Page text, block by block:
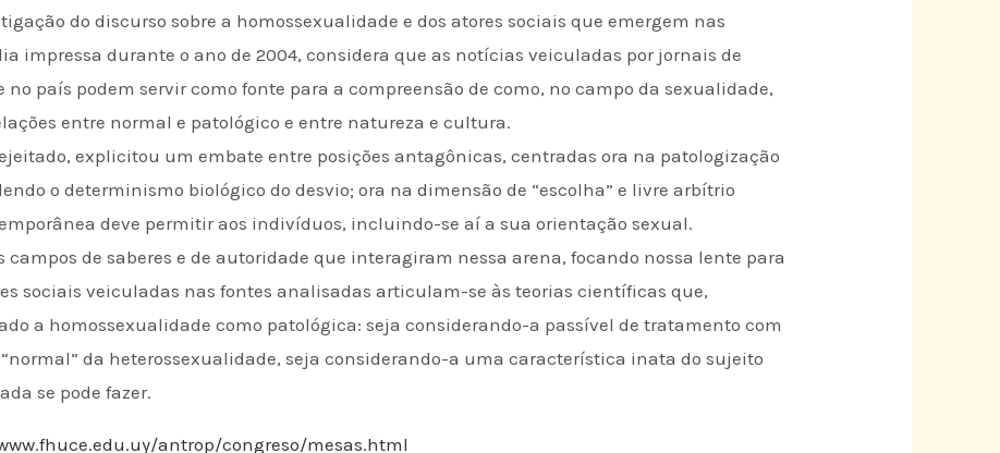
do discurso sobre a homossexualidade e dos atores sociais que emergem nas
impressa durante o ano de 2004, considera que as notícias veiculadas por jornais de
país podem servir como fonte para a compreensão de como, no campo da sexualidade,
entre normal e patológico e entre natureza e cultura.
explicitou um embate entre posições antagônicas, centradas ora na patologização
o determinismo biológico do desvio; ora na dimensão de “escolha” e livre arbítrio
deve permitir aos indivíduos, incluindo-se aí a sua orientação sexual.
campos de saberes e de autoridade que interagiram nessa arena, focando nossa lente para
sociais veiculadas nas fontes analisadas articulam-se às teorias científicas que,
a homossexualidade como patológica: seja considerando-a passível de tratamento com
da heterossexualidade, seja considerando-a uma característica inata do sujeito
se pode fazer.
antrop/congreso/mesas.html